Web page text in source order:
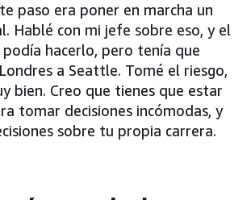
paso era poner en marcha un
Hablé con mi jefe sobre eso, y el
hacerlo, pero tenía que
a Seattle. Tomé el riesgo,
bien. Creo que tienes que estar
tomar decisiones incómodas, y
sobre tu propia carrera.